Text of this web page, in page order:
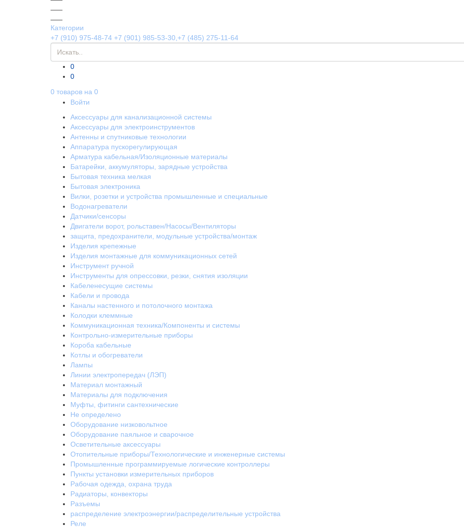
Категории
+7 (910) 975-48-74 +7 (901) 985-53-30,+7 (485) 275-11-64
0
0
0 товаров на 0
Войти
Аксессуары для канализационной системы
Аксессуары для электроинструментов
Антенны и спутниковые технологии
Аппаратура пускорегулирующая
Арматура кабельная/Изоляционные материалы
Батарейки, аккумуляторы, зарядные устройства
Бытовая техника мелкая
Бытовая электроника
Вилки, розетки и устройства промышленные и специальные
Водонагреватели
Датчики/сенсоры
Двигатели ворот, рольставен/Насосы/Вентиляторы
защита, предохранители, модульные устройства/монтаж
Изделия крепежные
Изделия монтажные для коммуникационных сетей
Инструмент ручной
Инструменты для опрессовки, резки, снятия изоляции
Кабеленесущие системы
Кабели и провода
Каналы настенного и потолочного монтажа
Колодки клеммные
Коммуникационная техника/Компоненты и системы
Контрольно-измерительные приборы
Короба кабельные
Котлы и обогреватели
Лампы
Линии электропередач (ЛЭП)
Материал монтажный
Материалы для подключения
Муфты, фитинги сантехнические
Не определено
Оборудование низковольтное
Оборудование паяльное и сварочное
Осветительные аксессуары
Отопительные приборы/Технологические и инженерные системы
Промышленные программируемые логические контроллеры
Пункты установки измерительных приборов
Рабочая одежда, охрана труда
Радиаторы, конвекторы
Разъемы
распределение электроэнергии/распределительные устройства
Реле